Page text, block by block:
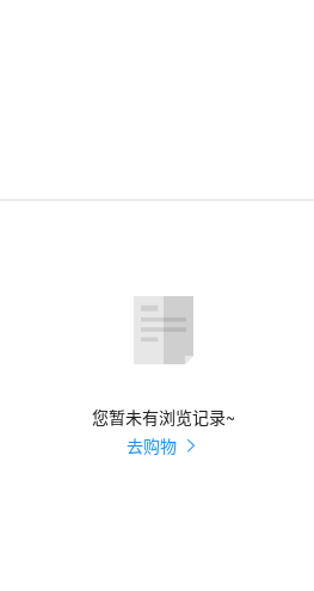
您暂未有浏览记录~
去购物